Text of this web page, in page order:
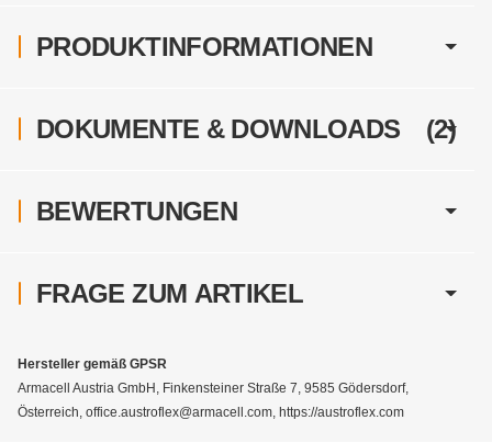
PRODUKTINFORMATIONEN
DOKUMENTE & DOWNLOADS (2)
BEWERTUNGEN
FRAGE ZUM ARTIKEL
Hersteller gemäß GPSR
Armacell Austria GmbH, Finkensteiner Straße 7, 9585 Gödersdorf,
Österreich, office.austroflex@armacell.com, https://austroflex.com